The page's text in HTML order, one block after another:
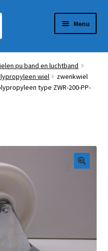
Menu
pu band en luchtband
wiel
zwenkwiel
type ZWR-200-PP-